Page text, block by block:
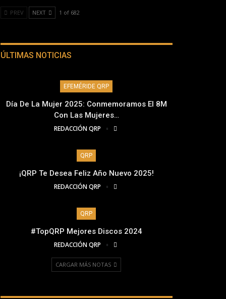
PREV NEXT 1 of 682
ÚLTIMAS NOTICIAS
EFEMÉRIDE QRP
Día De La Mujer 2025: Conmemoramos El 8M
Con Las Mujeres…
REDACCIÓN QRP
QRP
¡QRP Te Desea Feliz Año Nuevo 2025!
REDACCIÓN QRP
QRP
#TopQRP Mejores Discos 2024
REDACCIÓN QRP
CARGAR MÁS NOTAS